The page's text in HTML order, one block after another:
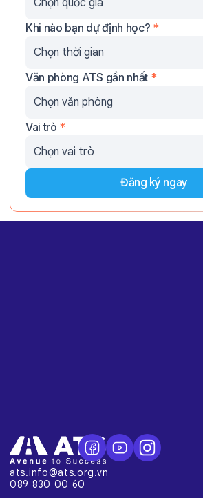
Khi nào bạn dự định học? *
Văn phòng ATS gần nhất *
Vai trò *
Đăng ký ngay
ats.info@ats.org.vn
089 830 00 60